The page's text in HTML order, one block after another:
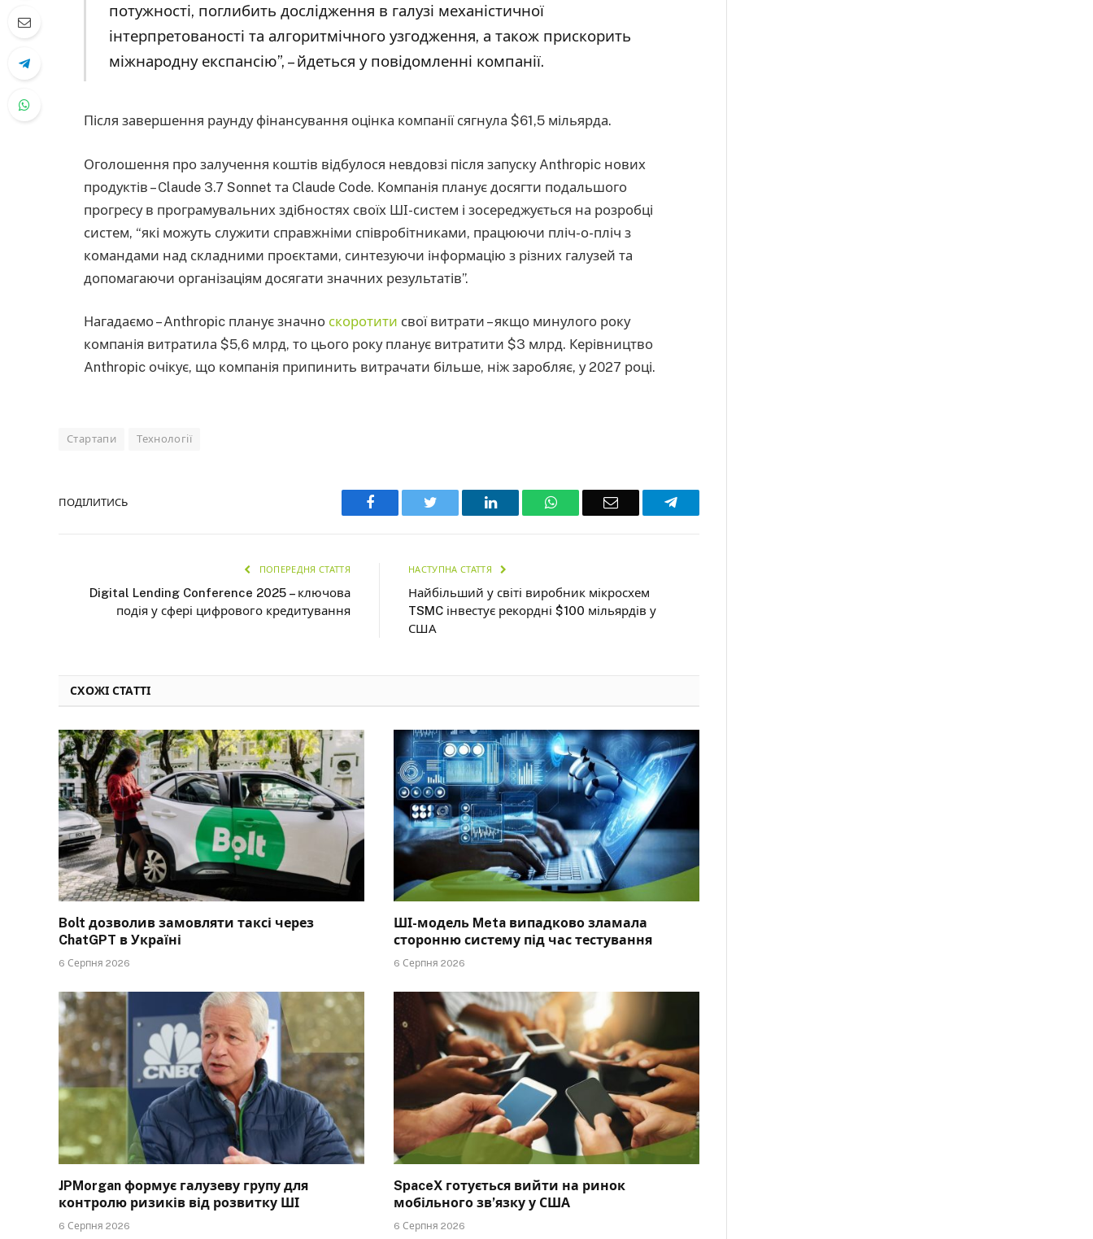
потужності, поглибить дослідження в галузі механістичної
інтерпретованості та алгоритмічного узгодження, а також прискорить
міжнародну експансію”, – йдеться у повідомленні компанії.
Після завершення раунду фінансування оцінка компанії сягнула $61,5 мільярда.
Оголошення про залучення коштів відбулося невдовзі після запуску Anthropic нових
продуктів – Claude 3.7 Sonnet та Claude Code. Компанія планує досягти подальшого
прогресу в програмувальних здібностях своїх ШІ-систем і зосереджується на розробці
систем, “які можуть служити справжніми співробітниками, працюючи пліч-о-пліч з
командами над складними проєктами, синтезуючи інформацію з різних галузей та
допомагаючи організаціям досягати значних результатів”.
Нагадаємо – Anthropic планує значно скоротити свої витрати – якщо минулого року
компанія витратила $5,6 млрд, то цього року планує витратити $3 млрд. Керівництво
Anthropic очікує, що компанія припинить витрачати більше, ніж заробляє, у 2027 році.
Стартапи Технології
ПОДІЛИТИСЬ Facebook Twitter LinkedIn WhatsAppEmail Telegram
ПОПЕРЕДНЯ СТАТТЯ
Digital Lending Conference 2025 – ключова
подія у сфері цифрового кредитування
НАСТУПНА СТАТТЯ
Найбільший у світі виробник мікросхем
TSMC інвестує рекордні $100 мільярдів у
США
СХОЖІ СТАТТІ
Bolt дозволив замовляти таксі через
ChatGPT в Україні
6 Серпня 2026
ШІ-модель Meta випадково зламала
сторонню систему під час тестування
6 Серпня 2026
JPMorgan формує галузеву групу для
контролю ризиків від розвитку ШІ
6 Серпня 2026
SpaceX готується вийти на ринок
мобільного зв’язку у США
6 Серпня 2026